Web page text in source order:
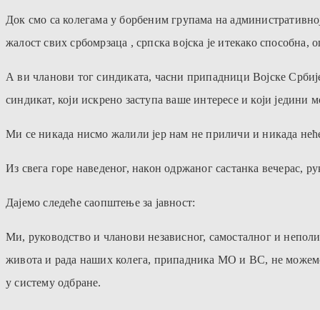
Док смо са колегама у борбеним групама на
жалост свих србомрзаца , српска војска је итекако
А ви чланови тог синдиката, часни припадници Војске
синдикат, који искрено заступа ваше интересе и који
Ми се никада нисмо жалили јер нам не приличи и никада
Из свега горе наведеног, након одржаног састанка вечерас,
Дајемо следеће саопштење за јавност:
Ми, руководство и чланови независног, самосталног и
живота и рада наших колега, припадника МО и ВС, не
у систему одбране.